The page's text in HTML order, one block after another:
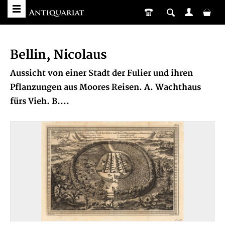
Bellin, Nicolaus
Aussicht von einer Stadt der Fulier und ihren
Pflanzungen aus Moores Reisen. A. Wachthaus
fürs Vieh. B....